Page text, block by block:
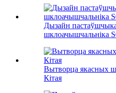
Дызайн
шклоачышчальніка
Вытворца якасных
Кітая